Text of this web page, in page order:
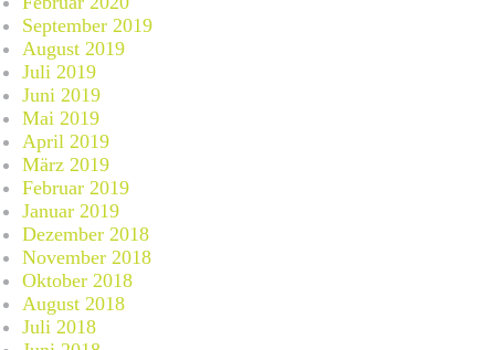
September 2019
August 2019
Juli 2019
Juni 2019
Mai 2019
April 2019
März 2019
Februar 2019
Januar 2019
Dezember 2018
November 2018
Oktober 2018
August 2018
Juli 2018